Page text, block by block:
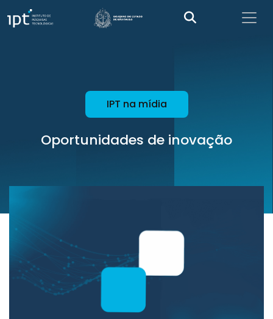
IPT na mídia
Oportunidades de inovação